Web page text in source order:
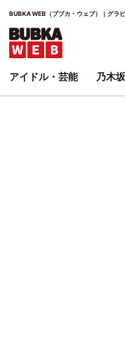
BUBKA WEB（ブブカ・ウェブ）｜グラ
アイドル・芸能 乃木